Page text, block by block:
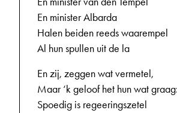
En minister Albarda
Halen beiden reeds waarempel
Al hun spullen uit de la
En zij, zeggen wat vermetel,
Maar ‘k geloof het hun wat graag:
Spoedig is regeeringszetel